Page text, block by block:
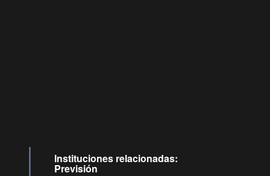
Instituciones relacionadas:
Previsión